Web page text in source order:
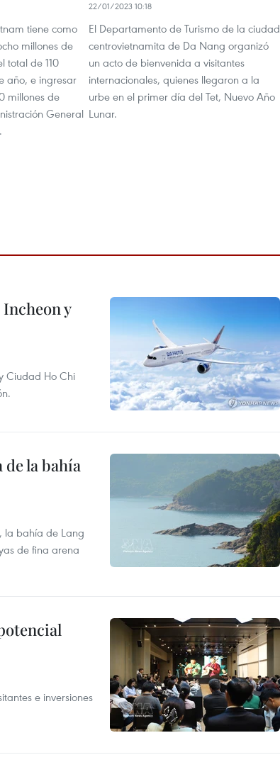
tiene como
millones de
total de 110
año, e ingresar
millones de
General
22/01/2023 10:18
El Departamento de Turismo de la ciudad
centrovietnamita de Da Nang organizó
un acto de bienvenida a visitantes
internacionales, quienes llegaron a la
urbe en el primer día del Tet, Nuevo Año
Lunar.
y
Ciudad Ho Chi
de la bahía
la bahía de Lang
de fina arena
e inversiones